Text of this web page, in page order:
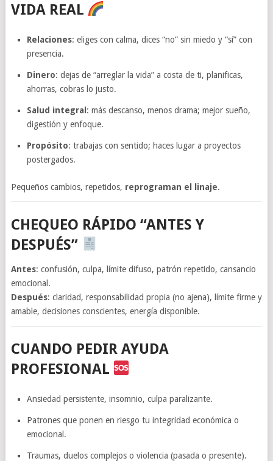
VIDA REAL
Relaciones: eliges con calma, dices “no” sin miedo y “sí” con
presencia.
Dinero: dejas de “arreglar la vida” a costa de ti, planificas,
ahorras, cobras lo justo.
Salud integral : más descanso, menos drama; mejor sueño,
digestión y enfoque.
Propósito: trabajas con sentido; haces lugar a proyectos
postergados.
Pequeños cambios, repetidos, reprograman el linaje.
CHEQUEO RÁPIDO “ANTES Y
DESPUÉS”
Antes: confusión, culpa, límite difuso, patrón repetido, cansancio
emocional.
Después: claridad, responsabilidad propia (no ajena), límite firme y
amable, decisiones conscientes, energía disponible.
CUANDO PEDIR AYUDA
PROFESIONAL
Ansiedad persistente, insomnio, culpa paralizante.
Patrones que ponen en riesgo tu integridad económica o
emocional.
Traumas, duelos complejos o violencia (pasada o presente).